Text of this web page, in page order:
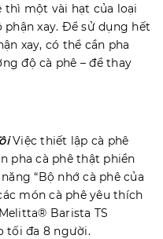
thì một vài hạt của loại
xay. Để sử dụng hết
xay, có thể cần pha
độ cà phê – để thay
Việc thiết lập cà phê
pha cà phê thật phiền
“Bộ nhớ cà phê của
món cà phê yêu thích
Barista TS
tối đa 8 người.